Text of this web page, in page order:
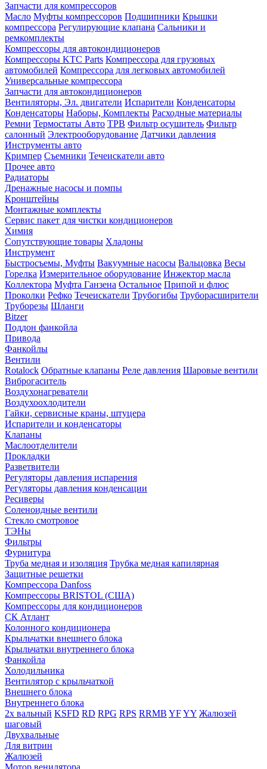
Запчасти для компрессоров
Масло Муфты компрессоров Подшипники Крышки
компрессора Регулирующие клапана Сальники и
ремкомплекты
Компрессоры для автокондиционеров
Компрессоры KTC Parts Компрессора для грузовых
автомобилей Компрессора для легковых автомобилей
Универсальные компрессора
Запчасти для автокондиционеров
Вентиляторы, Эл. двигатели Испарители Конденсаторы
Конденсаторы Наборы, Комплекты Расходные материалы
Ремни Термостаты Авто ТРВ Фильтр осушитель Фильтр
салонный Электрооборудование Датчики давления
Инструменты авто
Кримпер Съемники Течеискатели авто
Прочее авто
Радиаторы
Дренажные насосы и помпы
Кронштейны
Монтажные комплекты
Сервис пакет для чистки кондиционеров
Химия
Сопутствующие товары Хладоны
Инструмент
Быстросъемы, Муфты Вакуумные насосы Вальцовка Весы
Горелка Измерительное оборудование Инжектор масла
Коллектора Муфта Ганзена Остальное Припой и флюс
Проколки Рефко Течеискатели Трубогибы Труборасширители
Труборезы Шланги
Bitzer
Поддон фанкойла
Привода
Фанкойлы
Вентили
Rotalock Обратные клапаны Реле давления Шаровые вентили
Виброгаситель
Воздухонагреватели
Воздухоохлодители
Гайки, сервисные краны, штуцера
Испарители и конденсаторы
Клапаны
Маслоотделители
Прокладки
Разветвители
Регуляторы давления испарения
Регуляторы давления конденсации
Ресиверы
Соленоидные вентили
Стекло смотровое
ТЭНы
Фильтры
Фурнитура
Труба медная и изоляция Трубка медная капилярная
Защитные решетки
Компрессора Danfoss
Компрессоры BRISTOL (США)
Компрессоры для кондиционеров
СК Атлант
Колонного кондиционера
Крыльчатки внешнего блока
Крыльчатки внутреннего блока
Фанкойла
Холодильника
Вентилятор с крыльчаткой
Внешнего блока
Внутреннего блока
2х вальный KSFD RD RPG RPS RRMB YFYY Жалюзей
шаговый
Двухвальные
Для витрин
Жалюзей
Мотор венилятора